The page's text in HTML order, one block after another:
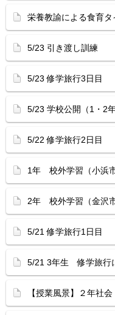
栄養教諭による食育タ
5/23 引き渡し訓練
5/23 修学旅行3日目
5/23 学校公開（1・2年
5/22 修学旅行2日目
1年 校外学習（小浜市
2年 校外学習（金沢市
5/21 修学旅行1日目
5/21 3年生 修学旅行
【授業風景】２年社